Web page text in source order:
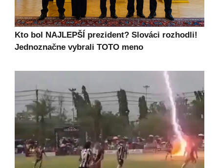
Kto bol NAJLEPŠÍ prezident? Slováci rozhodli!
Jednoznačne vybrali TOTO meno